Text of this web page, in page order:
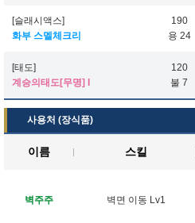
[슬래시액스]
화부 스멜체크리
190
용 24
[태도]
계승의태도[무명] I
120
불 7
사용처 (장식품)
이름 스킬
벽주주 벽면 이동 Lv1